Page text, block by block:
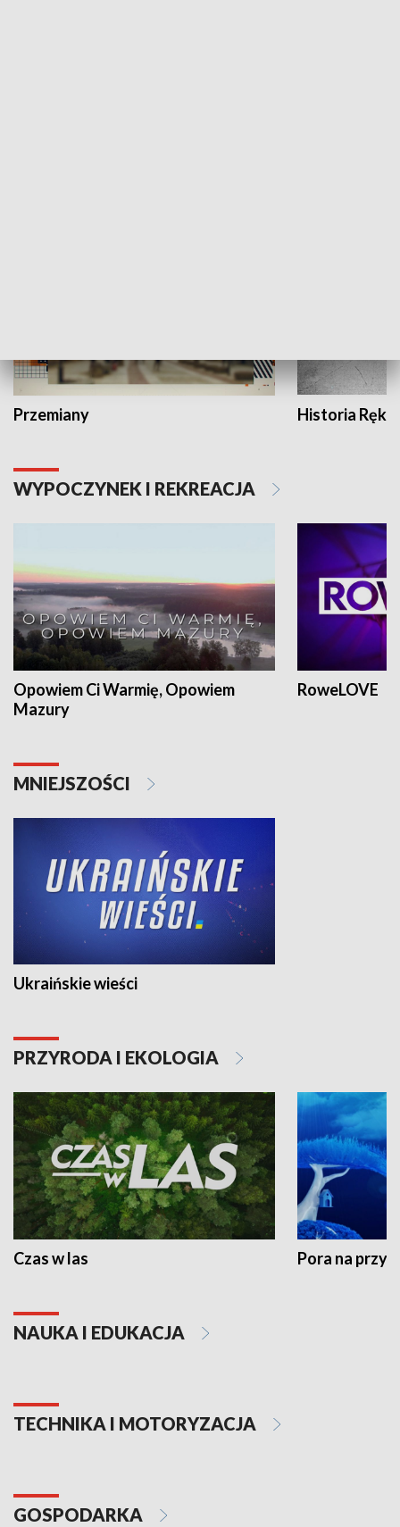
Przemiany Historia Ręką
WYPOCZYNEK I REKREACJA
Opowiem Ci Warmię, Opowiem
Mazury
RoweLOVE
MNIEJSZOŚCI
Ukraińskie wieści
PRZYRODA I EKOLOGIA
Czas w las Pora na
NAUKA I EDUKACJA
TECHNIKA I MOTORYZACJA
GOSPODARKA